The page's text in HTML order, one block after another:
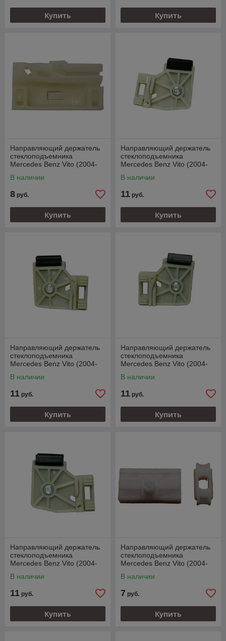
Купить Купить
Направляющий держатель
стеклоподъемника
Mercedes Benz Vito (2004-
В наличии
8 руб.
Купить
Направляющий держатель
стеклоподъемника
Mercedes Benz Vito (2004-
В наличии
11 руб.
Купить
Направляющий держатель
стеклоподъемника
Mercedes Benz Vito (2004-
В наличии
11 руб.
Купить
Направляющий держатель
стеклоподъемника
Mercedes Benz Vito (2004-
В наличии
11 руб.
Купить
Направляющий держатель
стеклоподъемника
Mercedes Benz Vito (2004-
В наличии
11 руб.
Купить
Направляющий держатель
стеклоподъемника
Mercedes Benz Vito (2004-
В наличии
7 руб.
Купить